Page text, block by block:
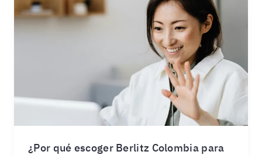
¿Por qué escoger Berlitz Colombia para